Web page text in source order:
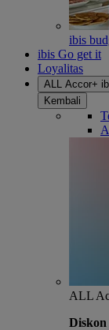
ibis
ibis Go get it
Loyalitas
ALL Accor+
Kembali
ALL
Diskon